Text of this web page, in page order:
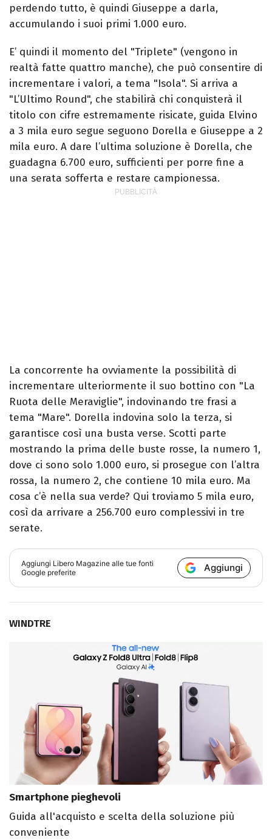
perdendo tutto, è quindi Giuseppe a darla,
accumulando i suoi primi 1.000 euro.
E’ quindi il momento del "Triplete" (vengono in
realtà fatte quattro manche), che può consentire di
incrementare i valori, a tema "Isola". Si arriva a
"L’Ultimo Round", che stabilirà chi conquisterà il
titolo con cifre estremamente risicate, guida Elvino
a 3 mila euro segue seguono Dorella e Giuseppe a 2
mila euro. A dare l’ultima soluzione è Dorella, che
guadagna 6.700 euro, sufficienti per porre fine a
una serata sofferta e restare campionessa.
La concorrente ha ovviamente la possibilità di
incrementare ulteriormente il suo bottino con "La
Ruota delle Meraviglie", indovinando tre frasi a
tema "Mare". Dorella indovina solo la terza, si
garantisce così una busta verse. Scotti parte
mostrando la prima delle buste rosse, la numero 1,
dove ci sono solo 1.000 euro, si prosegue con l’altra
rossa, la numero 2, che contiene 10 mila euro. Ma
cosa c’è nella sua verde? Qui troviamo 5 mila euro,
così da arrivare a 256.700 euro complessivi in tre
serate.
Aggiungi Libero Magazine alle tue fonti
Google preferite
Aggiungi
WINDTRE
Smartphone pieghevoli
Guida all'acquisto e scelta della soluzione più
conveniente